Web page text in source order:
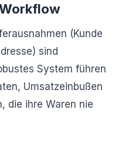
(Kunde
sind
System führen
Umsatzeinbußen
die ihre Waren nie